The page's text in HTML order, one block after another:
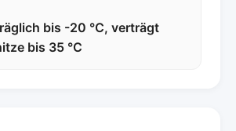
bis -20 °C, verträgt
bis 35 °C